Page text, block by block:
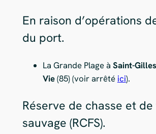
En raison d’opérations
du port.
La Grande Plage à Saint-
Vie(85) (voir arrêté ici).
Réserve de chasse et
sauvage (RCFS).